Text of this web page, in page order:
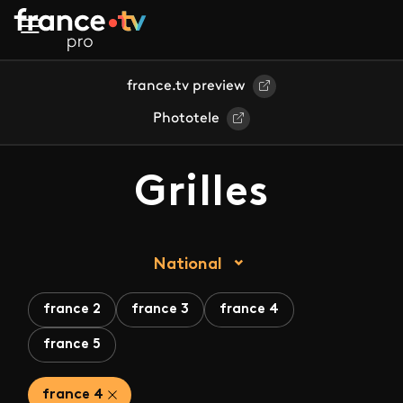
Aller au contenu principal
france.tv preview
Phototele
Grilles
National
france 2 france 3 france 4
france 5
france 4